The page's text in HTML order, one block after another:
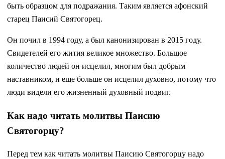
быть образцом для подражания. Таким является афонский
старец Паисий Святогорец.
Он почил в 1994 году, а был канонизирован в 2015 году.
Свидетелей его жития великое множество. Большое
количество людей он исцелил, многим был добрым
наставником, и еще больше он исцелил духовно, потому что
люди видели его жизненный духовный подвиг.
Как надо читать молитвы Паисию
Святогорцу?
Перед тем как читать молитвы Паисию Святогорцу надо